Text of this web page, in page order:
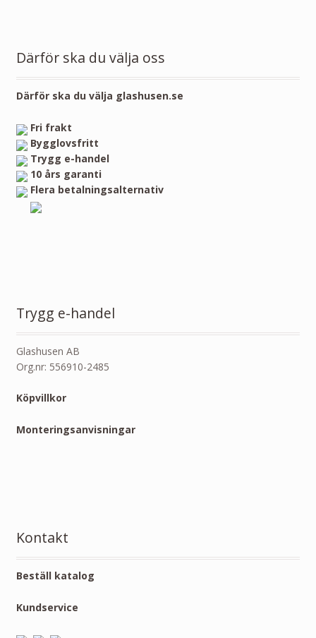
Därför ska du välja oss
Därför ska du välja glashusen.se
Fri frakt
Bygglovsfritt
Trygg e-handel
10 års garanti
Flera betalningsalternativ
Trygg e-handel
Glashusen AB
Org.nr: 556910-2485
Köpvillkor
Monteringsanvisningar
Kontakt
Beställ katalog
Kundservice